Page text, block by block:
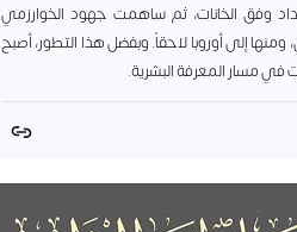
وفق الخانات، ثم ساهمت جهود الخوارزمي
إلى أوروبا لاحقاً. وبفضل هذا التطور، أصبح
في مسار المعرفة البشرية.